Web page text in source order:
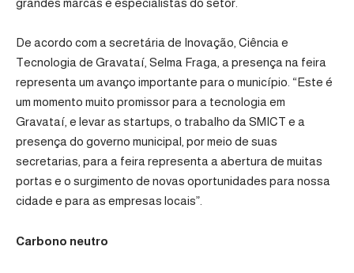
grandes marcas e especialistas do setor.
De acordo com a secretária de Inovação, Ciência e
Tecnologia de Gravataí, Selma Fraga, a presença na feira
representa um avanço importante para o município. “Este é
um momento muito promissor para a tecnologia em
Gravataí, e levar as startups, o trabalho da SMICT e a
presença do governo municipal, por meio de suas
secretarias, para a feira representa a abertura de muitas
portas e o surgimento de novas oportunidades para nossa
cidade e para as empresas locais”.
Carbono neutro